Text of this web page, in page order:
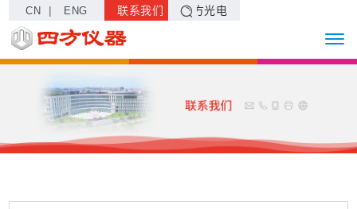
CN | ENG 联系我们 四方光电